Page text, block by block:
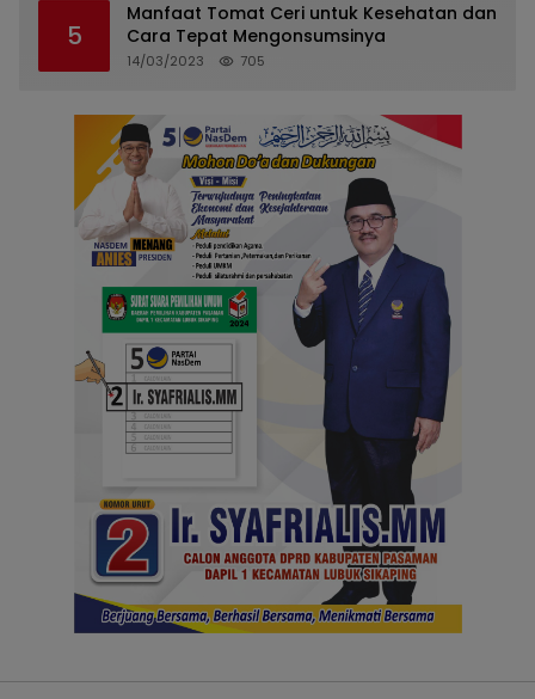
5
Manfaat Tomat Ceri untuk Kesehatan dan
Cara Tepat Mengonsumsinya
14/03/2023 705